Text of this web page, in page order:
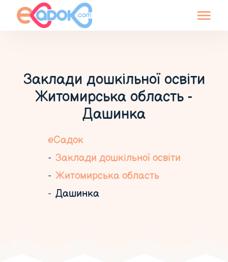
Заклади дошкільної освіти
Житомирська область -
Дашинка
еСадок
Заклади дошкільної освіти
Житомирська область
Дашинка